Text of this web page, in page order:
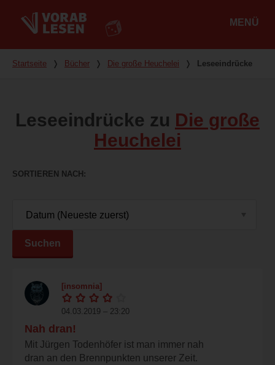
MENÜ
Du bist hier
Startseite ❭ Bücher ❭ Die große Heuchelei ❭ Leseeindrücke
Leseeindrücke zu Die große
Heuchelei
SORTIEREN NACH
Suchen
[insomnia]
04.03.2019 – 23:20
Nah dran!
Mit Jürgen Todenhöfer ist man immer nah
dran an den Brennpunkten unserer Zeit.